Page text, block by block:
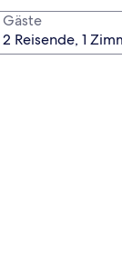
Gäste